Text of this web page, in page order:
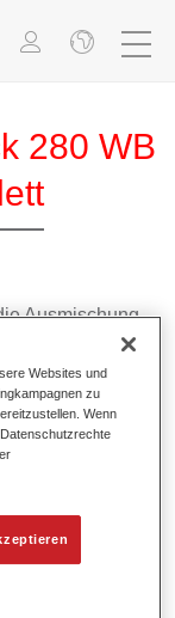
280 WB
Ausmischung
hochwertigen
basiert auf einer
Uni- und
Websites und
zu
Wenn